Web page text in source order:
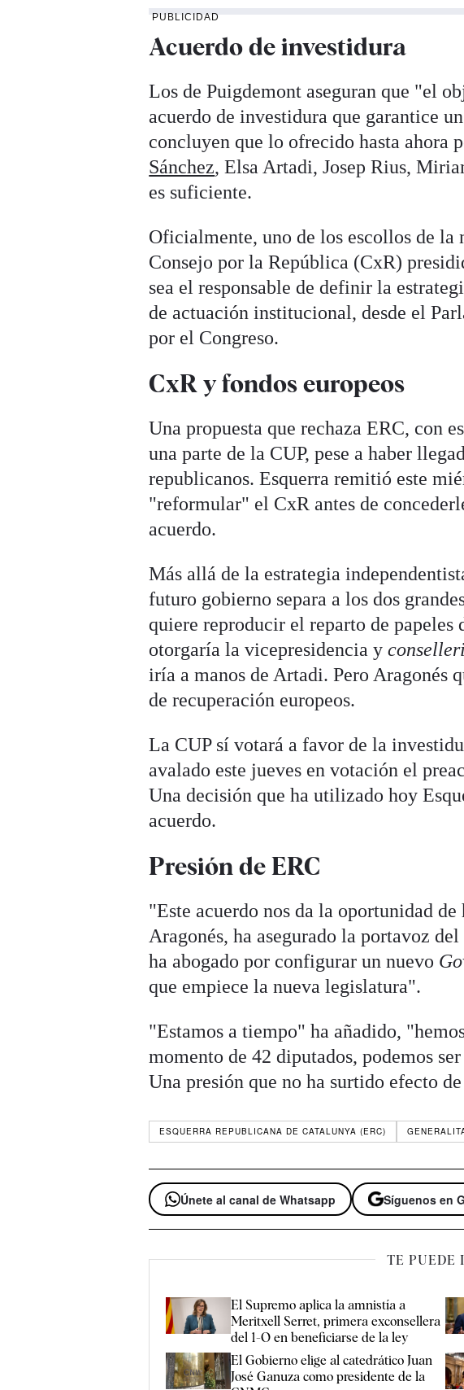
PUBLICIDAD
Acuerdo de investidura
Los de Puigdemont aseguran que "el
acuerdo de investidura que garantice
concluyen que lo ofrecido hasta ahora
Sánchez, Elsa Artadi, Josep Rius,
es suficiente.
Oficialmente, uno de los escollos de la
Consejo por la República (CxR)
sea el responsable de definir la
de actuación institucional, desde el
por el Congreso.
CxR y fondos europeos
Una propuesta que rechaza ERC, con
una parte de la CUP, pese a haber
republicanos. Esquerra remitió este
"reformular" el CxR antes de
acuerdo.
Más allá de la estrategia
futuro gobierno separa a los dos
quiere reproducir el reparto de
otorgaría la vicepresidencia y
iría a manos de Artadi. Pero Aragonés
de recuperación europeos.
La CUP sí votará a favor de la
avalado este jueves en votación el
Una decisión que ha utilizado hoy
acuerdo.
Presión de ERC
"Este acuerdo nos da la oportunidad
Aragonés, ha asegurado la portavoz
ha abogado por configurar un nuevo
que empiece la nueva legislatura".
"Estamos a tiempo" ha añadido,
momento de 42 diputados, podemos
Una presión que no ha surtido efecto
ESQUERRA REPUBLICANA DE CATALUNYA (ERC)
Únete al canal de Whatsapp Síguenos en
TE PUEDE
El Supremo aplica la amnistía a
Meritxell Serret, primera exconsellera
del 1-O en beneficiarse de la ley
El Gobierno elige al catedrático Juan
José Ganuza como presidente de la